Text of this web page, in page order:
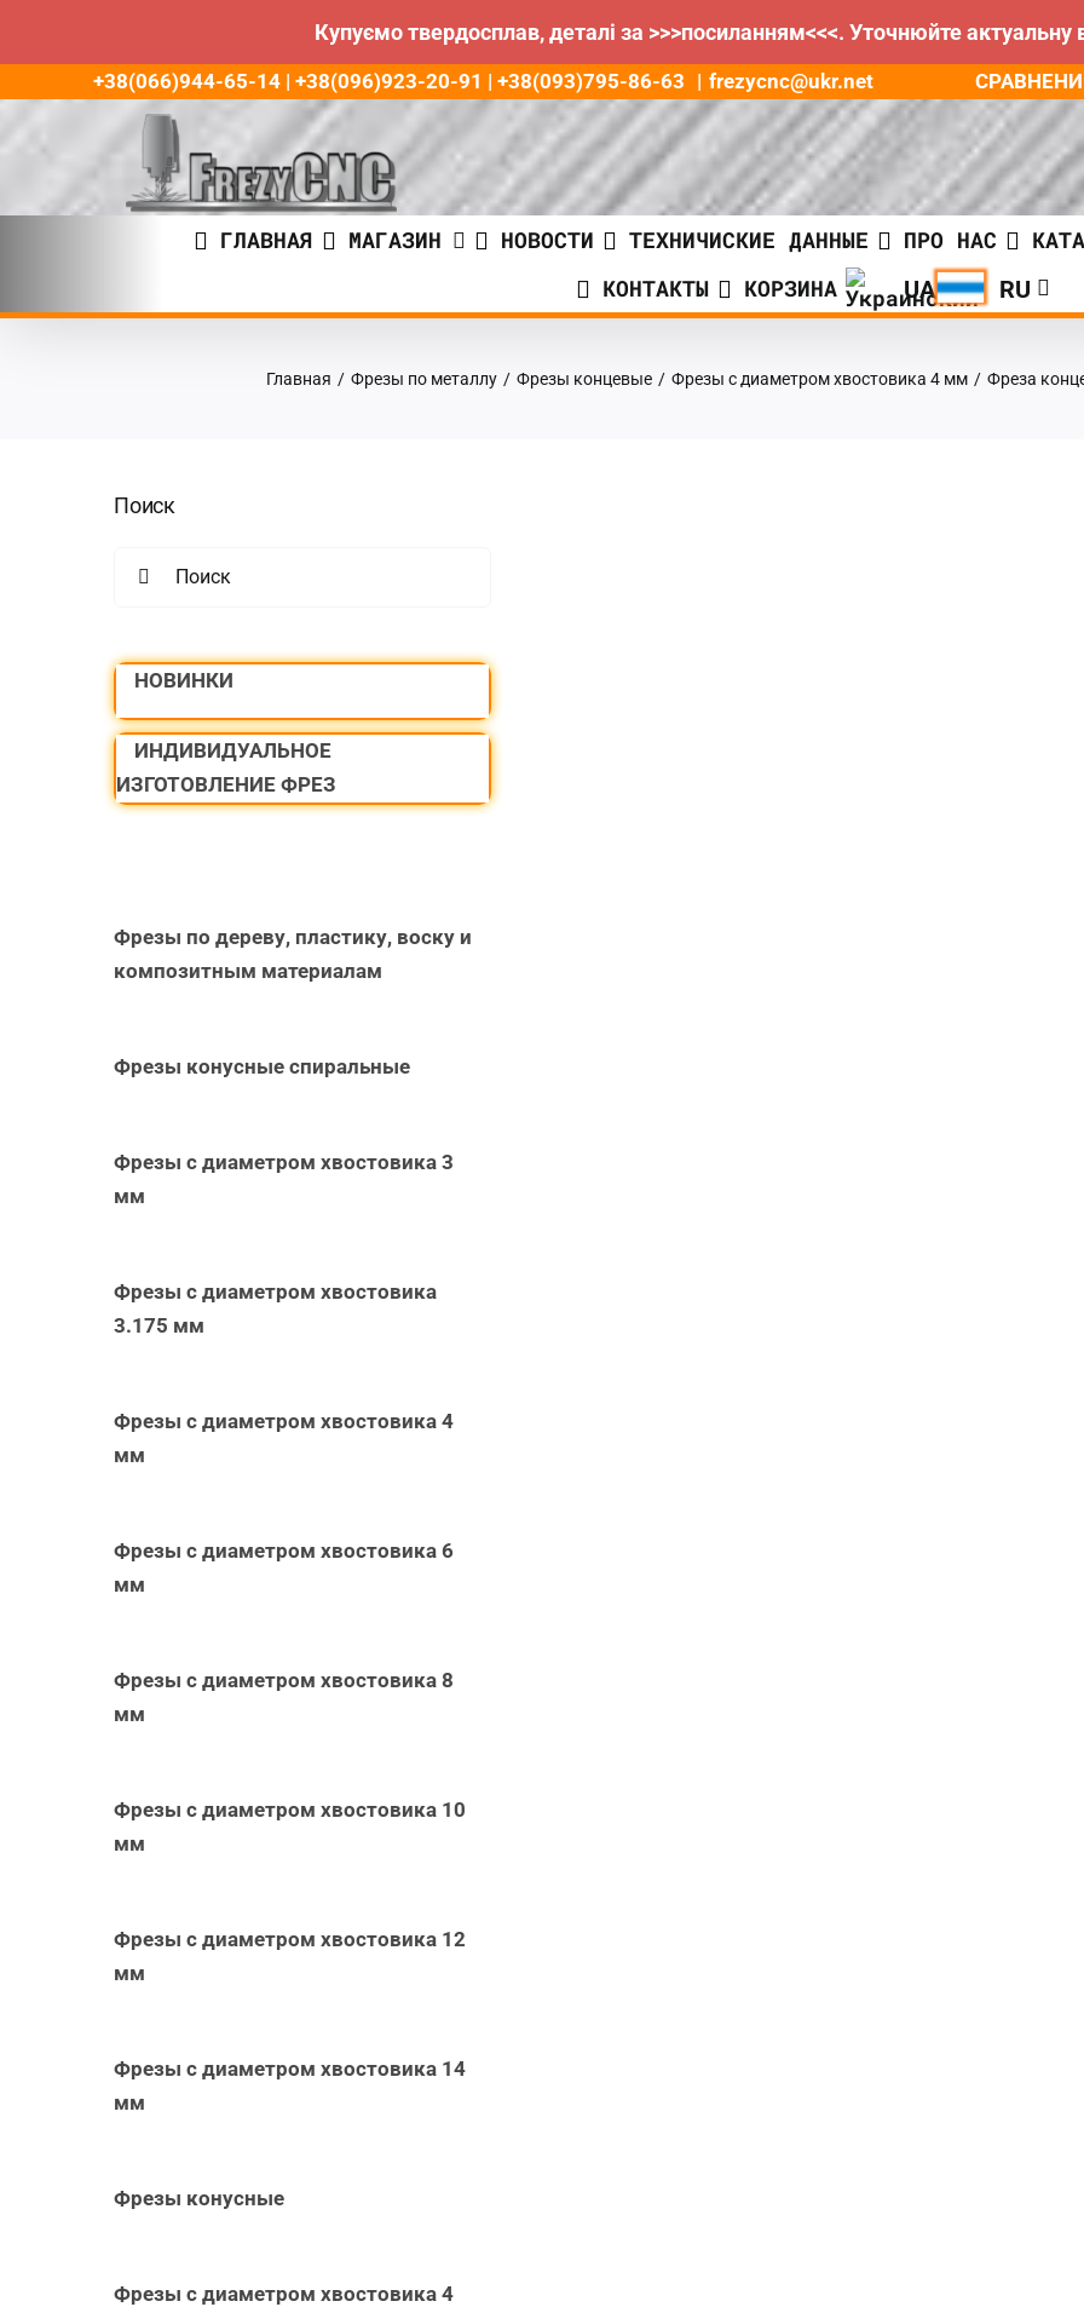
Купуємо твердосплав, деталі за >>>посиланням<<<. Уточнюйте
Пропустить
контента
+38(066)944-65-14 | +38(096)923-20-91 | +38(093)795-86-63 | frezycnc@ukr.net
ГЛАВНАЯ МАГАЗИН НОВОСТИ ТЕХНИЧИСКИЕ ДАННЫЕ ПРО НАС
КОНТАКТЫ
КОРЗИНА
Главная / Фрезы по металлу / Фрезы концевые / Фрезы с диаметром хвостовика 4 мм / Фреза
Поиск
НОВИНКИ
ИНДИВИДУАЛЬНОЕ
ИЗГОТОВЛЕНИЕ ФРЕЗ
Фрезы по дереву, пластику, воску и
композитным материалам
Фрезы конусные спиральные
Фрезы с диаметром хвостовика 3
мм
Фрезы с диаметром хвостовика
3.175 мм
Фрезы с диаметром хвостовика 4
мм
Фрезы с диаметром хвостовика 6
мм
Фрезы с диаметром хвостовика 8
мм
Фрезы с диаметром хвостовика 10
мм
Фрезы с диаметром хвостовика 12
мм
Фрезы с диаметром хвостовика 14
мм
Фрезы конусные
Фрезы с диаметром хвостовика 4